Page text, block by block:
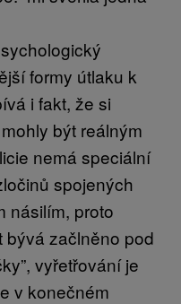
formy útlaku k
i fakt, že si
být reálným
nemá speciální
spojených
násilím, proto
bývá začlněno pod
vyřetřování je
v konečném